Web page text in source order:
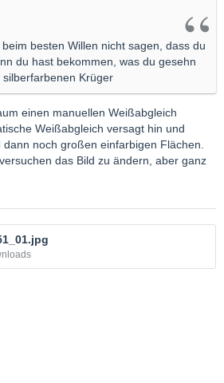
besten Willen nicht sagen, dass du
du hast bekommen, was du gesehn
Krüger
einen manuellen Weißabgleich
Weißabgleich versagt hin und
noch großen einfarbigen Flächen.
das Bild zu ändern, aber ganz